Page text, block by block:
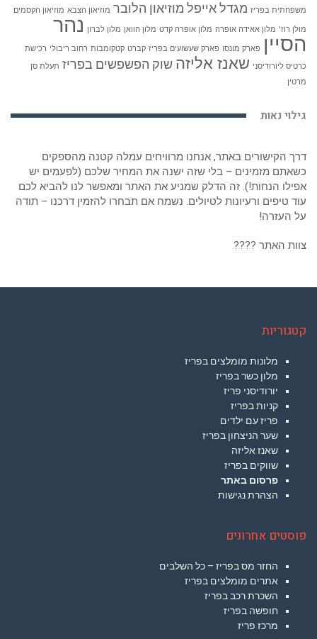
משפחתית בפריז מגדל אייפל מוזיאון הלובר מוזיאון הצבא מוזיאון הקסמים
מולן רוז' מלון אאידה אופרה מלון אופרה קדט מלון הוואן מלון לברון נהר
הסיין פארק מונסו פארק שעשועים בפריז קברט קטקומבות רחוב ריבולי רכישת
כרטיס ליורודיסני שאנז אליזה שוק הפשפשים בפריז תעלת סן
מרטין
גילוי נאות
דרך הקישורים באתר, אנחנו מרוויחים עמלה קטנה מהספקים
כשאתם מזמינים – בלי שזה ישנה את המחיר שלכם (לפעמים יש
אפילו הנחות!). זה הדלק שמניע את האתר ומאפשר לנו להביא לכם
עוד טיפים ורעיונות לטיולים. נשמח אם תבחרו להזמין דרכנו – תודה
על העזרה!
צוות האתר ????
קטגוריות
מלונות מומלצים בפריז
מלון כשר בפריז
יורודיסני פריז
קניות בפריז
פריז עם ילדים
שער הניצחון בפריז
שאנז אליזה
שווקים בפריז
פרסום באתר
הצהרת נגישות
פוסטים אחרונים
החזר מס בפריז – כל השלבים
אתרים מומלצים בפריז
השכרת רכב בפריז
חופשה בפריז
מרכז פריז